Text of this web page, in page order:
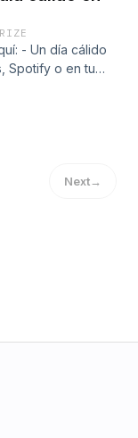
- Un día cálido
Spotify o en tu
También
de Patreon.
Next→